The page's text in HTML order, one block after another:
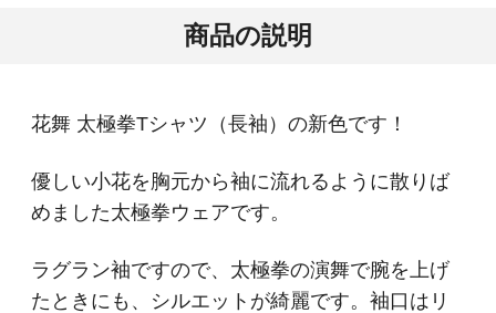
商品の説明
花舞 太極拳Tシャツ（長袖）の新色です！
優しい小花を胸元から袖に流れるように散りば
めました太極拳ウェアです。
ラグラン袖ですので、太極拳の演舞で腕を上げ
たときにも、シルエットが綺麗です。袖口はリ